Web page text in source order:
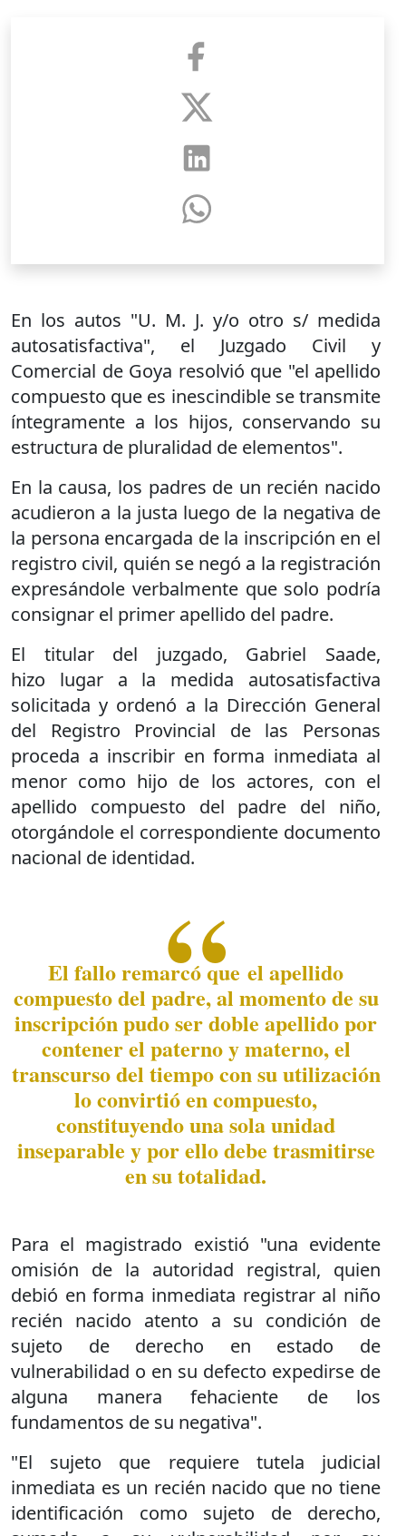
En los autos "U. M. J. y/o otro s/ medida
autosatisfactiva", el Juzgado Civil y
Comercial de Goya resolvió que "el apellido
compuesto que es inescindible se transmite
íntegramente a los hijos, conservando su
estructura de pluralidad de elementos".
En la causa, los padres de un recién nacido
acudieron a la justa luego de la negativa de
la persona encargada de la inscripción en el
registro civil, quién se negó a la registración
expresándole verbalmente que solo podría
consignar el primer apellido del padre.
El titular del juzgado, Gabriel Saade,
hizo lugar a la medida autosatisfactiva
solicitada y ordenó a la Dirección General
del Registro Provincial de las Personas
proceda a inscribir en forma inmediata al
menor como hijo de los actores, con el
apellido compuesto del padre del niño,
otorgándole el correspondiente documento
nacional de identidad.
El fallo remarcó que el apellido
compuesto del padre, al momento de su
inscripción pudo ser doble apellido por
contener el paterno y materno, el
transcurso del tiempo con su utilización
lo convirtió en compuesto,
constituyendo una sola unidad
inseparable y por ello debe trasmitirse
en su totalidad.
Para el magistrado existió "una evidente
omisión de la autoridad registral, quien
debió en forma inmediata registrar al niño
recién nacido atento a su condición de
sujeto de derecho en estado de
vulnerabilidad o en su defecto expedirse de
alguna manera fehaciente de los
fundamentos de su negativa".
"El sujeto que requiere tutela judicial
inmediata es un recién nacido que no tiene
identificación como sujeto de derecho,